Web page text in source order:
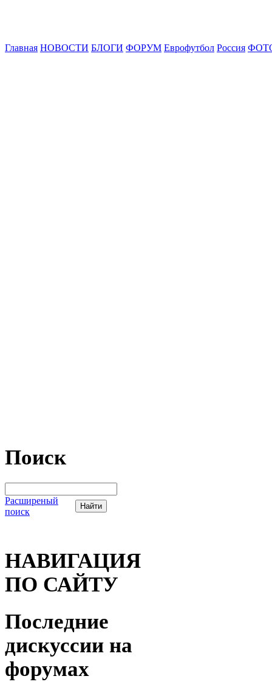
Главная НОВОСТИ БЛОГИ ФОРУМ Еврофутбол Россия
Поиск
Расширеный
поиск
НАВИГАЦИЯ
ПО САЙТУ
Последние
дискуссии на
форумах